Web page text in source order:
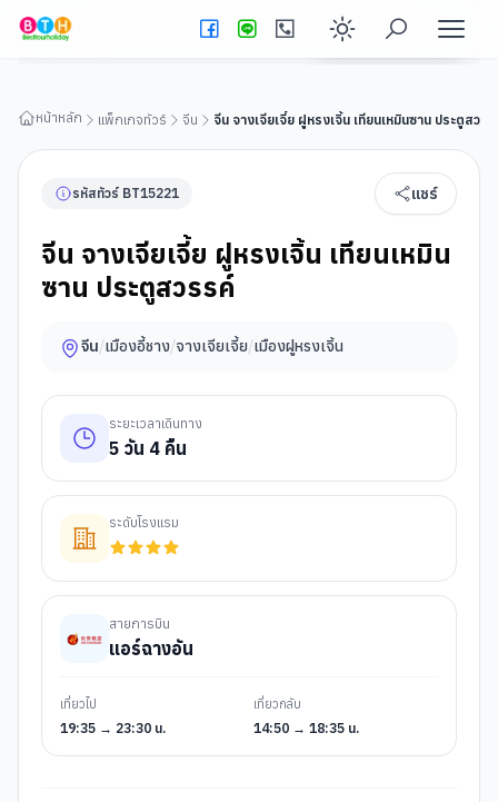
Enable dark
จีน จางเจียเจี้ย ฝูหรงเจิ้น เทียนเหมินซาน ประตูสวรรค์ดูรายละเอียดทัวร์
หน้าหลัก แพ็กเกจทัวร์ จีน จีน จางเจียเจี้ย ฝูหรงเจิ้น เทียนเหมินซาน ประตูสวร
รหัสทัวร์ BT15221 แชร์
จีน จางเจียเจี้ย ฝูหรงเจิ้น เทียนเหมิน
ซาน ประตูสวรรค์
จีน/เมืองอี้ชาง/จางเจียเจี้ย/เมืองฝูหรงเจิ้น
ระยะเวลาเดินทาง
5 วัน 4 คืน
ระดับโรงแรม
สายการบิน
แอร์ฉางอัน
เที่ยวไป
19:35 → 23:30 น.
เที่ยวกลับ
14:50 → 18:35 น.